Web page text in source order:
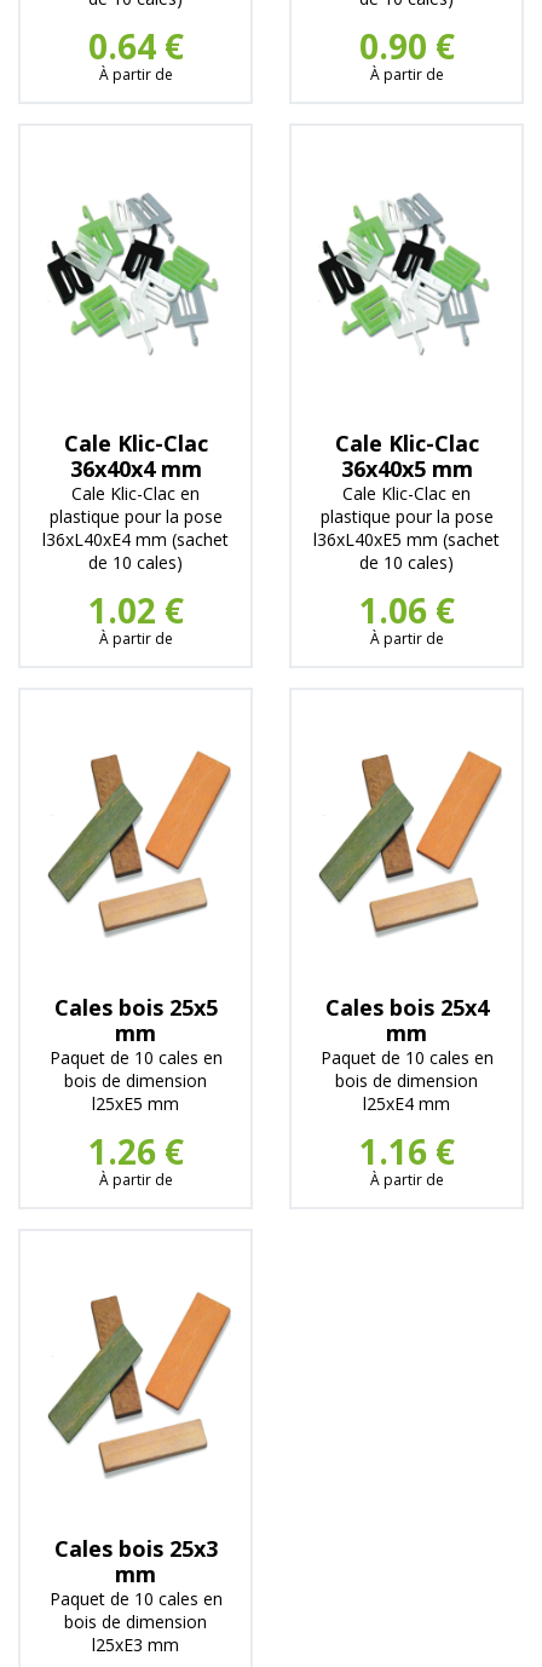
0.64 €
À partir de
0.90 €
À partir de
Cale Klic-Clac
36x40x4 mm
Cale Klic-Clac en
plastique pour la pose
l36xL40xE4 mm (sachet
de 10 cales)
1.02 €
À partir de
Cale Klic-Clac
36x40x5 mm
Cale Klic-Clac en
plastique pour la pose
l36xL40xE5 mm (sachet
de 10 cales)
1.06 €
À partir de
Cales bois 25x5
mm
Paquet de 10 cales en
bois de dimension
l25xE5 mm
1.26 €
À partir de
Cales bois 25x4
mm
Paquet de 10 cales en
bois de dimension
l25xE4 mm
1.16 €
À partir de
Cales bois 25x3
mm
Paquet de 10 cales en
bois de dimension
l25xE3 mm